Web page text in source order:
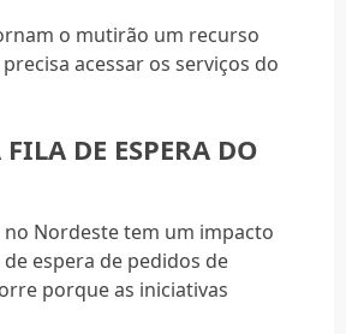
o mutirão um recurso
acessar os serviços do
DE ESPERA DO
no Nordeste tem um impacto
espera de pedidos de
porque as iniciativas